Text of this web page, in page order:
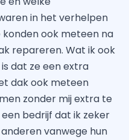
in het verhelpen
konden ook meteen na
repareren. Wat ik ook
dat ze een extra
dak ook meteen
zonder mij extra te
bedrijf dat ik zeker
vanwege hun